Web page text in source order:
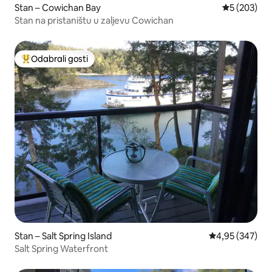
Stan – Cowichan Bay Prosječna
5 (203)
Stan na pristaništu u zaljevu Cowichan
Među najviše rangiranima s oznakom „Odabrali gosti”
Odabrali gosti
Stan – Salt Spring Island Prosječna
4,95 (347)
Salt Spring Waterfront